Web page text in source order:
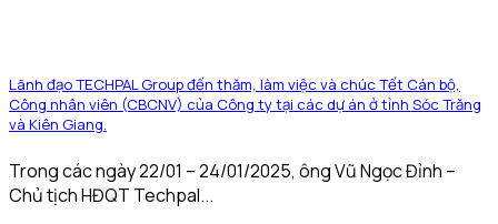
Lãnh đạo TECHPAL Group đến thăm, làm việc và chúc Tết Cán bộ,
Công nhân viên (CBCNV) của Công ty tại các dự án ở tỉnh Sóc Trăng
và Kiên Giang.
Trong các ngày 22/01 – 24/01/2025, ông Vũ Ngọc Đỉnh –
Chủ tịch HĐQT Techpal...